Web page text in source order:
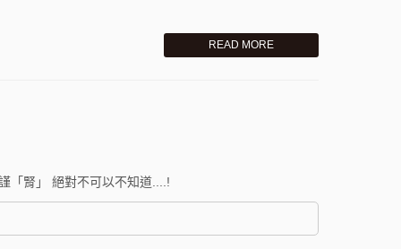
READ MORE
「腎」 絕對不可以不知道....!